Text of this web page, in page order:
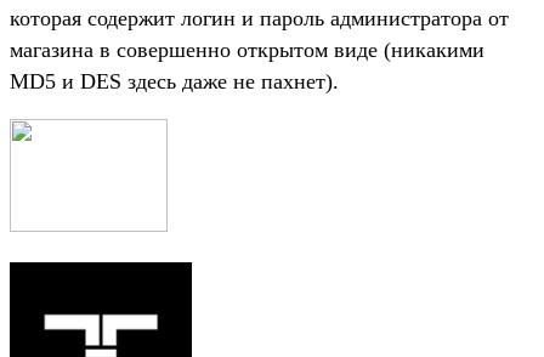
которая содержит логин и пароль администратора от
магазина в совершенно открытом виде (никакими
MD5 и DES здесь даже не пахнет).